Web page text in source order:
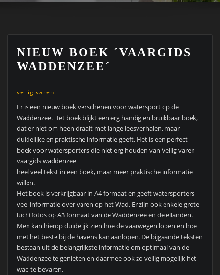
NIEUW BOEK ´VAARGIDS
WADDENZEE´
veilig varen
Er is een nieuw boek verschenen voor watersport op de
Waddenzee. Het boek blijkt een erg handig en bruikbaar boek,
dat er niet om heen draait met lange leesverhalen, maar
duidelijke en praktische informatie geeft. Het is een perfect
boek voor watersporters die niet erg houden van Veilig varen
vaargids waddenzee
heel veel tekst in een boek, maar meer praktische informatie
willen.
Het boek is verkrijgbaar in A4 formaat en geeft watersporters
veel informatie over varen op het Wad. Er zijn ook enkele grote
luchtfotos op A3 formaat van de Waddenzee en de eilanden.
Men kan hierop duidelijk zien hoe de vaarwegen lopen en hoe
met het beste bij de havens kan aanlopen. De bijgaande teksten
bestaan uit de belangrijkste informatie om optimaal van de
Waddenzee te genieten en daarmee ook zo veilig mogelijk het
wad te bevaren.